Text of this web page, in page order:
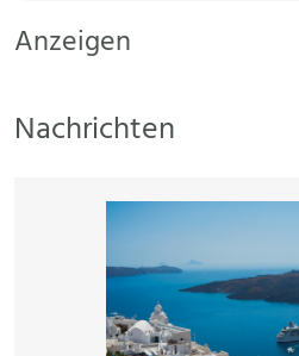
Anzeigen
Nachrichten